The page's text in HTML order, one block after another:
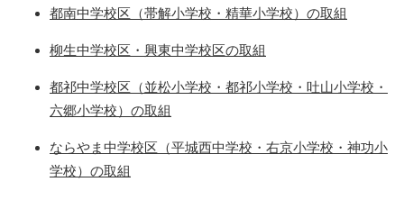
都南中学校区（帯解小学校・精華小学校）の取組
柳生中学校区・興東中学校区の取組
都祁中学校区（並松小学校・都祁小学校・吐山小学校・
六郷小学校）の取組
ならやま中学校区（平城西中学校・右京小学校・神功小
学校）の取組